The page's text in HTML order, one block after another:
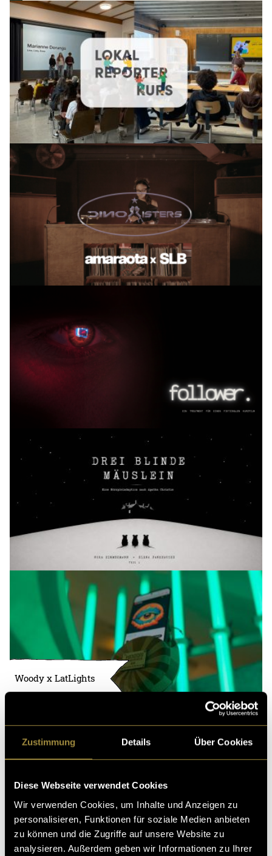
Zustimmung Details Über Cookies
Diese Webseite verwendet Cookies
Wir verwenden Cookies, um Inhalte und Anzeigen zu
personalisieren, Funktionen für soziale Medien anbieten
zu können und die Zugriffe auf unsere Website zu
analysieren. Außerdem geben wir Informationen zu Ihrer
Woody x LatLights